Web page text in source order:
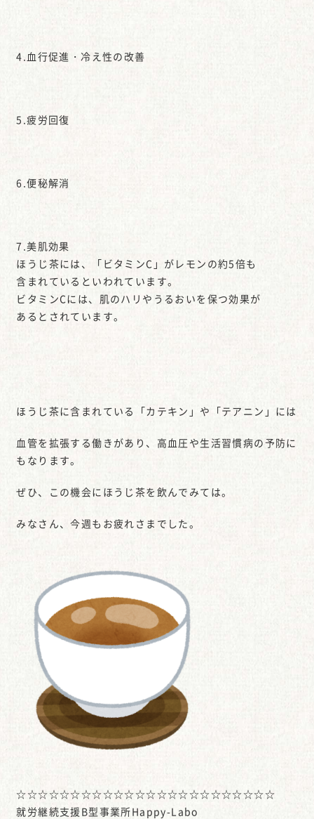
4.血行促進・冷え性の改善
5.疲労回復
6.便秘解消
7.美肌効果
ほうじ茶には、「ビタミンC」がレモンの約5倍も
含まれているといわれています。
ビタミンCには、肌のハリやうるおいを保つ効果が
あるとされています。
ほうじ茶に含まれている「カテキン」や「テアニン」には
血管を拡張する働きがあり、高血圧や生活習慣病の予防に
もなります。
ぜひ、この機会にほうじ茶を飲んでみては。
みなさん、今週もお疲れさまでした。
☆☆☆☆☆☆☆☆☆☆☆☆☆☆☆☆☆☆☆☆☆☆☆☆
就労継続支援B型事業所Happy-Labo